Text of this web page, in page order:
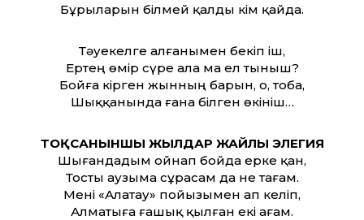
Бұрыларын білмей қалды кім қайда.
Тәуекелге алғанымен бекіп іш,
Ертең өмір сүре ала ма ел тыныш?
Бойға кірген жынның барын, о, тоба,
Шыққанында ғана білген өкініш…
ТОҚСАНЫНШЫ ЖЫЛДАР ЖАЙЛЫ ЭЛЕГИЯ
Шығандадым ойнап бойда ерке қан,
Тосты аузыма сұрасам да не тағам.
Мені «Алатау» пойызымен ап келіп,
Алматыға ғашық қылған екі ағам.